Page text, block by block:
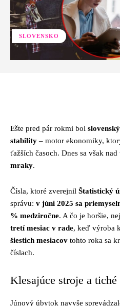
SLOVENSKO
Ešte pred pár rokmi bol
stability – motor ekonomiky,
ťažších časoch. Dnes sa však
mraky.
Čísla, ktoré zverejnil Štatistický
správu: v júni 2025 sa
% medziročne. A čo je horšie,
tretí mesiac v rade, keď výroba
šiestich mesiacov tohto roka sa
číslach.
Klesajúce stroje a
Júnový úbytok navyše